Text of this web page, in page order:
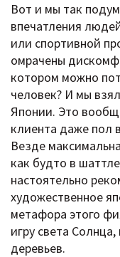
Вот и мы так
впечатления
или спортивной
омрачены
котором можно
человек? И мы
Японии. Это
клиента даже пол
Везде
как будто в
настоятельно
художественное
метафора этого
игру света
деревьев.